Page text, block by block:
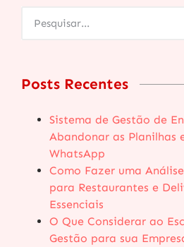
Posts Recentes
Sistema de Gestão de
Abandonar as Planilhas
WhatsApp
Como Fazer uma
para Restaurantes e
Essenciais
O Que Considerar ao
Gestão para sua